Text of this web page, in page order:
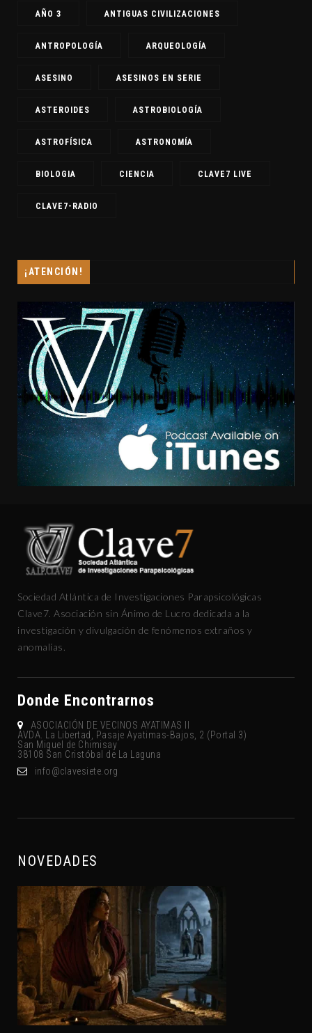
AÑO 3 ANTIGUAS CIVILIZACIONES
ANTROPOLOGÍA ARQUEOLOGÍA
ASESINO ASESINOS EN SERIE
ASTEROIDES ASTROBIOLOGÍA
ASTROFÍSICA ASTRONOMÍA
BIOLOGIA CIENCIA CLAVE7 LIVE
CLAVE7-RADIO
¡ATENCIÓN!
Sociedad Atlántica de Investigaciones Parapsicológicas
Clave7. Asociación sin Ánimo de Lucro dedicada a la
investigación y divulgación de fenómenos extraños y
anomalías.
Donde Encontrarnos
ASOCIACIÓN DE VECINOS AYATIMAS II
AVDA. La Libertad, Pasaje Ayatimas-Bajos, 2 (Portal 3)
San Miguel de Chimisay
38108 San Cristóbal de La Laguna
gro.eteisevalc@ofni
NOVEDADES